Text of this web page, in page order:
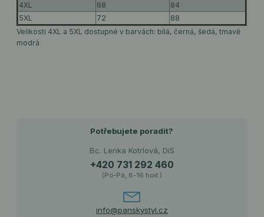
4XL
68
84
5XL
72
88
Velikosti 4XL a 5XL dostupné v barvách: bílá, černá, šedá, tmavě
modrá
Potřebujete poradit?
Bc. Lenka Kotrlová, DiS
+420 731 292 460
(Po-Pá, 8-16 hod.)
info@panskystyl.cz